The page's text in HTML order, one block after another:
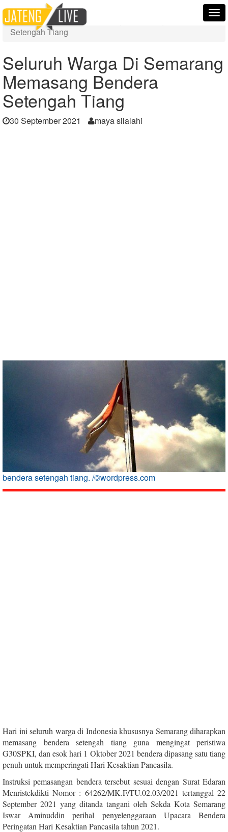
Home
Berita
Seluruh Warga Di Semarang Memasang Bendera
Setengah Tiang
Seluruh Warga Di Semarang
Memasang Bendera
Setengah Tiang
30 September 2021 maya silalahi
bendera setengah tiang. /©wordpress.com
Hari ini seluruh warga di Indonesia khususnya Semarang diharapkan
memasang bendera setengah tiang guna mengingat peristiwa
G30SPKI, dan esok hari 1 Oktober 2021 bendera dipasang satu tiang
penuh untuk memperingati Hari Kesaktian Pancasila.
Instruksi pemasangan bendera tersebut sesuai dengan Surat Edaran
Menristekdikti Nomor : 64262/MK.F/TU.02.03/2021 tertanggal 22
September 2021 yang ditanda tangani oleh Sekda Kota Semarang
Iswar Aminuddin perihal penyelenggaraan Upacara Bendera
Peringatan Hari Kesaktian Pancasila tahun 2021.